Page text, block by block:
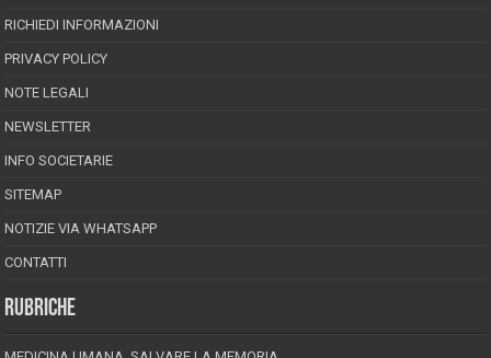
RICHIEDI INFORMAZIONI
PRIVACY POLICY
NOTE LEGALI
NEWSLETTER
INFO SOCIETARIE
SITEMAP
NOTIZIE VIA WHATSAPP
CONTATTI
RUBRICHE